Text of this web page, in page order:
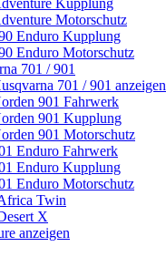
Kupplung
Motorschutz
Enduro Kupplung
Enduro Motorschutz
701 / 901
701 / 901 anzeigen
901 Fahrwerk
901 Kupplung
901 Motorschutz
Enduro Fahrwerk
Enduro Kupplung
Enduro Motorschutz
Twin
X
anzeigen